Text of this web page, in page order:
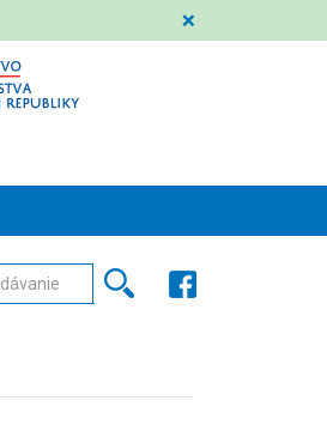
❌